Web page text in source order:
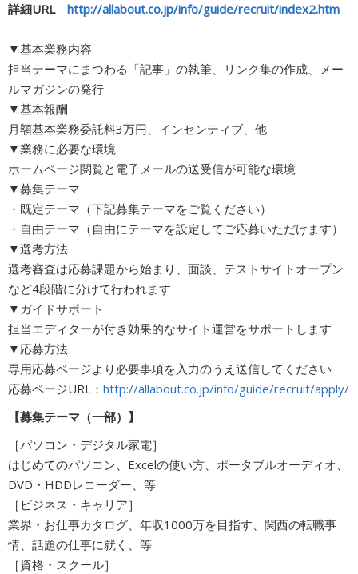
詳細URL http://allabout.co.jp/info/guide/recruit/index2.htm
▼基本業務内容
担当テーマにまつわる「記事」の執筆、リンク集の作成、メー
ルマガジンの発行
▼基本報酬
月額基本業務委託料3万円、インセンティブ、他
▼業務に必要な環境
ホームページ閲覧と電子メールの送受信が可能な環境
▼募集テーマ
・既定テーマ（下記募集テーマをご覧ください）
・自由テーマ（自由にテーマを設定してご応募いただけます）
▼選考方法
選考審査は応募課題から始まり、面談、テストサイトオープン
など4段階に分けて行われます
▼ガイドサポート
担当エディターが付き効果的なサイト運営をサポートします
▼応募方法
専用応募ページより必要事項を入力のうえ送信してください
応募ページURL： http://allabout.co.jp/info/guide/recruit/apply/
【募集テーマ（一部）】
［パソコン・デジタル家電］
はじめてのパソコン、Excelの使い方、ポータブルオーディオ、
DVD・HDDレコーダー、等
［ビジネス・キャリア］
業界・お仕事カタログ、年収1000万を目指す、関西の転職事
情、話題の仕事に就く、等
［資格・スクール］